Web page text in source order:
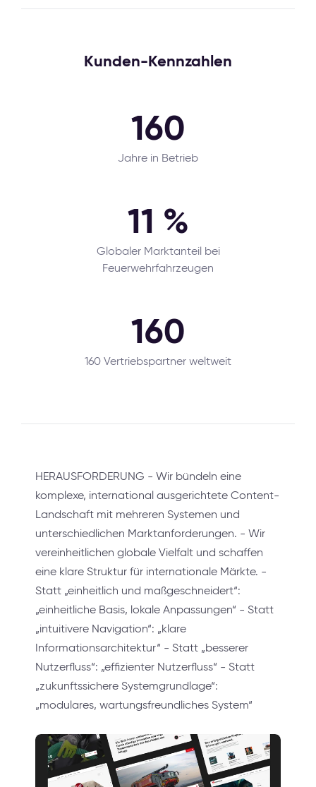
Kunden-Kennzahlen
160
Jahre in Betrieb
11 %
Globaler Marktanteil bei
Feuerwehrfahrzeugen
160
160 Vertriebspartner weltweit
HERAUSFORDERUNG - Wir bündeln eine
komplexe, international ausgerichtete Content-
Landschaft mit mehreren Systemen und
unterschiedlichen Marktanforderungen. - Wir
vereinheitlichen globale Vielfalt und schaffen
eine klare Struktur für internationale Märkte. -
Statt „einheitlich und maßgeschneidert“:
„einheitliche Basis, lokale Anpassungen“ - Statt
„intuitivere Navigation“: „klare
Informationsarchitektur“ - Statt „besserer
Nutzerfluss“: „effizienter Nutzerfluss“ - Statt
„zukunftssichere Systemgrundlage“:
„modulares, wartungsfreundliches System“